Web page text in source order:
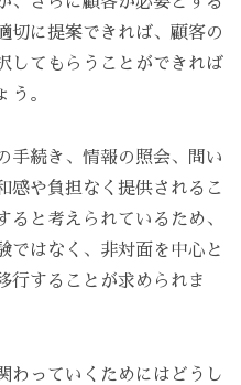
切に提案できれば、顧客の
してもらうことができれば
う。
手続き、情報の照会、問い
感や負担なく提供されるこ
ると考えられているため、
ではなく、非対面を中心と
行することが求められま
わっていくためにはどうし